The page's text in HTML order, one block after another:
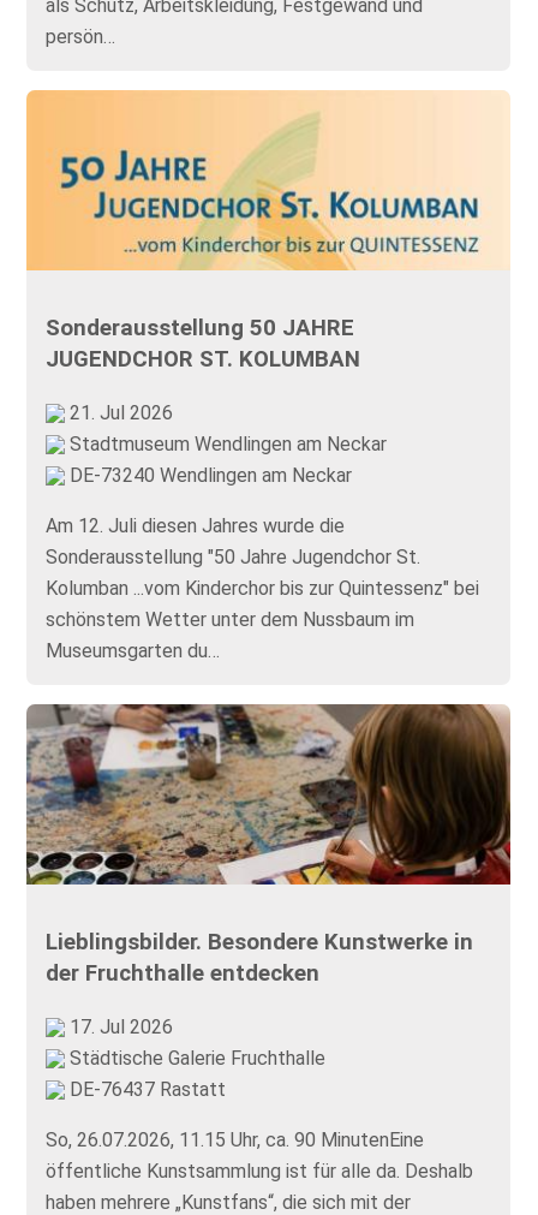
als Schutz, Arbeitskleidung, Festgewand und
persön…
Sonderausstellung 50 JAHRE
JUGENDCHOR ST. KOLUMBAN
21. Jul 2026
Stadtmuseum Wendlingen am Neckar
DE-73240 Wendlingen am Neckar
Am 12. Juli diesen Jahres wurde die
Sonderausstellung "50 Jahre Jugendchor St.
Kolumban ...vom Kinderchor bis zur Quintessenz" bei
schönstem Wetter unter dem Nussbaum im
Museumsgarten du…
Lieblingsbilder. Besondere Kunstwerke in
der Fruchthalle entdecken
17. Jul 2026
Städtische Galerie Fruchthalle
DE-76437 Rastatt
So, 26.07.2026, 11.15 Uhr, ca. 90 MinutenEine
öffentliche Kunstsammlung ist für alle da. Deshalb
haben mehrere „Kunstfans“, die sich mit der